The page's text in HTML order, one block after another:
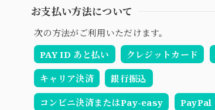
お支払い方法について
次の方法がご利用いただけます。
PAY ID あと払い
クレジットカード
キャリア決済 銀行振込
コンビニ決済またはPay-easy PayPal